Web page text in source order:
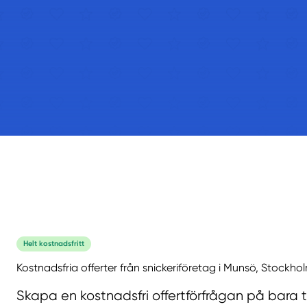
Helt kostnadsfritt
Kostnadsfria offerter från snickeriföretag i Munsö,
Skapa en kostnadsfri offertförfrågan på bara